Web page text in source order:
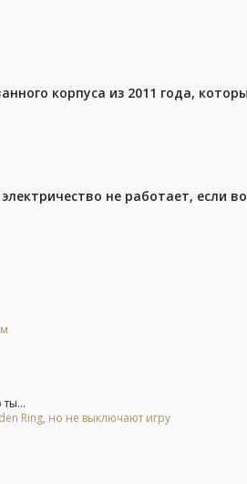
корпуса из 2011 года,
не работает, если
ты...
Ring, но не выключают игру